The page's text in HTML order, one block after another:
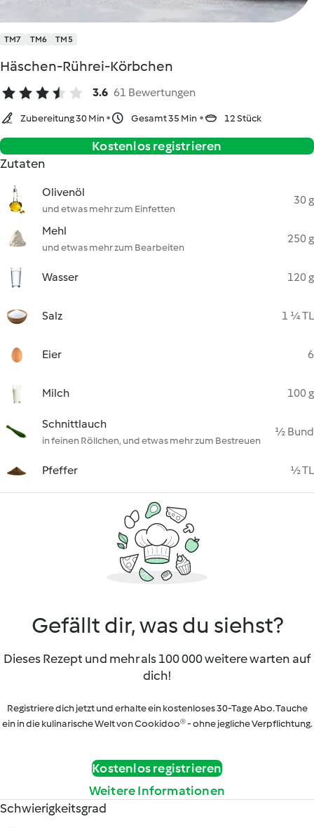
TM7 TM6 TM5
Häschen-Rührei-Körbchen
3.6 61 Bewertungen
Zubereitung 30 Min Gesamt 35 Min 12 Stück
Kostenlos registrieren
Zutaten
Olivenöl
und etwas mehr zum Einfetten
30 g
Mehl
und etwas mehr zum Bearbeiten
250 g
Wasser 120 g
Salz 1 ¼ TL
Eier 6
Milch 100 g
Schnittlauch
in feinen Röllchen, und etwas mehr zum Bestreuen
½ Bund
Pfeffer ½ TL
Gefällt dir, was du siehst?
Dieses Rezept und mehr als 100 000 weitere warten auf
dich!
Registriere dich jetzt und erhalte ein kostenloses 30-Tage Abo. Tauche
ein in die kulinarische Welt von Cookidoo® - ohne jegliche Verpflichtung.
Kostenlos registrieren
Weitere Informationen
Schwierigkeitsgrad